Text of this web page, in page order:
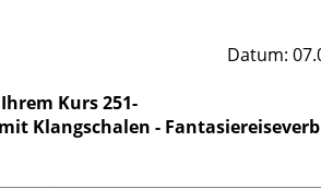
Datum:
Kurs 251-
Klangschalen -